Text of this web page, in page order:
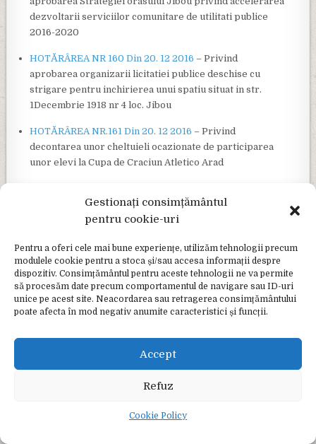
Gestionați consimțământul
pentru cookie-uri
Pentru a oferi cele mai bune experiențe, utilizăm tehnologii precum
modulele cookie pentru a stoca și/sau accesa informații despre
dispozitiv. Consimțământul pentru aceste tehnologii ne va permite
să procesăm date precum comportamentul de navigare sau ID-uri
unice pe acest site. Neacordarea sau retragerea consimțământului
poate afecta în mod negativ anumite caracteristici și funcții.
Accept
Refuz
Cookie Policy
dezvoltarii serviciilor comunitare de utilitati publice
2016-2020
HOTĂRÂREA NR 160 Din 20. 12 2016 – Privind
aprobarea organizarii licitatiei publice deschise cu
strigare pentru inchirierea unui spatiu situat in str.
1Decembrie 1918 nr 4 loc. Jibou
HOTĂRÂREA NR.161 Din 20. 12 2016 – Privind
decontarea unor cheltuieli ocazionate de participarea
unor elevi la Cupa de Craciun Atletico Arad
taxelor extrajudiciare de timbru pentru anul 2017
trecerea din gestiunea delegata in gestiune directa a
activitatii de administrare a domeniului public si privat
al UAT oras Jibou de la SC Parc Industrial la serviciul
public de gospodarie comunala
HOTĂRÂREA nr 164 Din 20. 12. 2016
– Privind aprobarea
HOTĂRÂREA nr.165 Din 20. 12 2016
conducerea sedintelor Consiliului local din luna ianuarie